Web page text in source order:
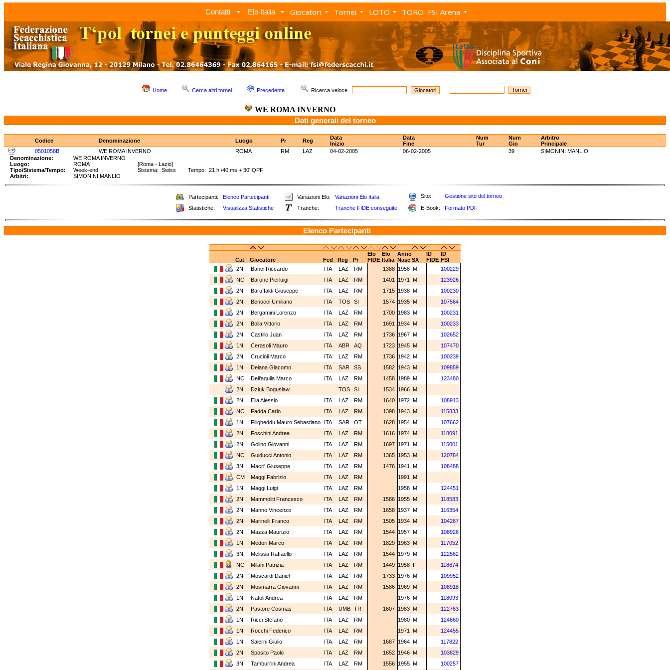
Contatti Elo Italia Giocatori Tornei LOTO TORO FSI Arena
Home Cerca altri tornei Precedente Ricerca veloce
WE ROMA INVERNO
Dati generali del torneo
Codice Denominazione Luogo Pr Reg
Data
Inizio
Data
Fine
Num
Tur
Num
Gio
Arbitro
Principale
0501058B
WE ROMA INVERNO ROMA RM LAZ 04-02-2005 06-02-2005 39
SIMONINI MANLIO
Denominazione:
WE ROMA INVERNO
Luogo:
ROMA
[Roma - Lazio]
Tipo/Sistema/Tempo:
Week-end
Sistema: Swiss Tempo: 21 h /40 ms + 30' QPF
Arbitri:
SIMONINI MANLIO
Partecipanti: Elenco Partecipanti Variazioni Elo: Variazioni Elo Italia Sito:
Gestione sito del torneo
Statistiche:
Visualizza Statistiche Tranche: Tranche FIDE conseguite E-Book: Formato PDF
Elenco Partecipanti
Elo Elo Anno ID
ID
Cat
Giocatore Fed Reg Pr FIDE Italia Nasc SX FIDE FSI
2N
Banci Riccardo ITA LAZ RM 1388 1958 M
100229
NC
Barone Pierluigi ITA LAZ RM 1401 1971 M
123926
2N
Baruffaldi Giuseppe ITA LAZ RM 1715 1938 M
100230
2N
Benocci Umiliano ITA TOS SI 1574 1935 M
107564
2N
Bergamini Lorenzo ITA LAZ RM 1700 1983 M
100231
2N
Bolla Vittorio ITA LAZ RM 1691 1934 M
100233
2N
Castillo Juan ITA LAZ RM 1736 1967 M
102652
1N
Cerasoli Mauro ITA ABR AQ 1723 1945 M
107470
2N
Crucioli Marco ITA LAZ RM 1736 1942 M
100239
1N
Deiana Giacomo ITA SAR SS 1582 1943 M
109859
NC
Dell'aquila Marco ITA LAZ RM 1458 1989 M
123480
2N
Dziuk Boguslaw TOS SI 1534 1966 M
2N
Elia Alessio ITA LAZ RM 1640 1972 M
108913
NC
Fadda Carlo ITA LAZ RM 1398 1943 M
115833
1N
Filigheddu Mauro Sebastiano ITA SAR OT 1628 1954 M
107662
2N
Foschini Andrea ITA LAZ RM 1616 1974 M
118091
2N
Golino Giovanni ITA LAZ RM 1697 1971 M
115001
NC
Guiducci Antonio ITA LAZ RM 1365 1953 M
120784
3N
Macri' Giuseppe ITA LAZ RM 1476 1941 M
108488
CM
Maggi Fabrizio ITA LAZ RM 1991
M
1N
Maggi Luigi ITA LAZ RM 1958 M
124451
2N
Mammoliti Francesco ITA LAZ RM 1586 1955 M
118583
2N
Manno Vincenzo ITA LAZ RM 1658 1937 M
116354
2N
Marinelli Franco ITA LAZ RM 1505 1934 M
104267
2N
Mazza Maurizio ITA LAZ RM 1544 1957 M
108926
1N
Medori Marco ITA LAZ RM 1829 1963 M
117052
3N
Melissa Raffaello ITA LAZ RM 1544 1979 M
122562
NC
Milani Patrizia ITA LAZ RM 1449 1958 F
118674
2N
Moscardi Daniel ITA LAZ RM 1733 1976 M
109952
2N
Musmarra Giovanni ITA LAZ RM 1586 1969 M
108918
1N
Natoli Andrea ITA LAZ RM 1976 M
118093
2N
Pastore Cosmas ITA UMB TR 1607 1983 M
122763
1N
Ricci Stefano ITA LAZ RM 1980 M
124660
1N
Rocchi Federico ITA LAZ RM 1971 M
124455
1N
Salerni Giulio ITA LAZ RM 1687 1964 M
117822
2N
Sposito Paolo ITA LAZ RM 1652 1946 M
103829
3N
Tamburrini Andrea ITA LAZ RM 1556 1955 M 100257